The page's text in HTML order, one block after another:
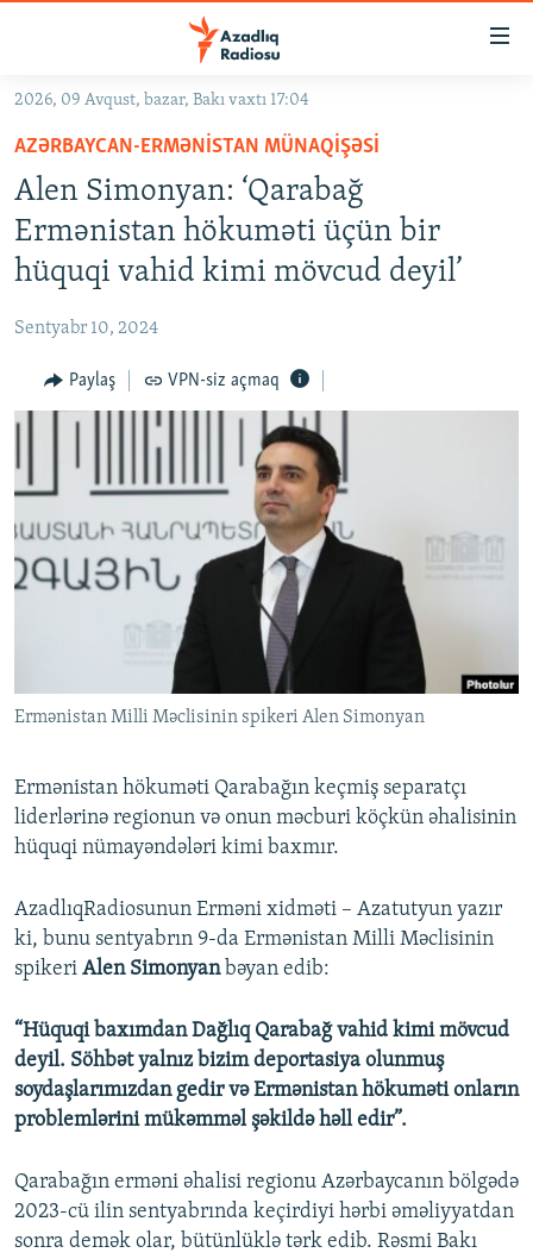
Əsas
qayıt
Əsas
naviqasiyaya
qayıt
Axtarışa
#İZAHLA
KORRUPSIOMETR
#ƏSLINDƏ
QANUNI DOĞRU
ARAŞDIRMA
MULTIMEDIA
VIDEO
İNFOQRAFIKA
RADIO ARXIV
AZƏRBAYCAN ƏDƏBIYYATI KITABXANASI
İSLAM VƏ DEMOKRATIYA
İZ - MƏDƏNIYYƏT PROQRAMI
MISSIYAMIZ
PEŞƏ ETIKASI VƏ JURNALISTIKA STANDARTLARIMIZ
MATERIALLARIMIZDAN ISTIFADƏ
AZADLIQRADIOSU MOBIL TELEFONUNUZDA
BIZIMLƏ ƏLAQƏ
BIZI IZLƏ
RFE/RL-in bütün saytları
2026, 09 Avqust, bazar, Bakı vaxtı 17:04
AZƏRBAYCAN-ERMƏNISTAN MÜNAQIŞƏSI
Alen Simonyan: ‘Qarabağ
Ermənistan hökuməti üçün bir
hüquqi vahid kimi mövcud deyil’
Sentyabr 10, 2024
Paylaş VPN-siz açmaq
Ermənistan Milli Məclisinin spikeri Alen Simonyan
Ermənistan hökuməti Qarabağın keçmiş separatçı
liderlərinə regionun və onun məcburi köçkün əhalisinin
hüquqi nümayəndələri kimi baxmır.
AzadlıqRadiosunun Erməni xidməti – Azatutyun yazır
ki, bunu sentyabrın 9-da Ermənistan Milli Məclisinin
spikeri Alen Simonyanbəyan edib:
“Hüquqi baxımdan Dağlıq Qarabağ vahid kimi mövcud
deyil. Söhbət yalnız bizim deportasiya olunmuş
soydaşlarımızdan gedir və Ermənistan hökuməti onların
problemlərini mükəmməl şəkildə həll edir”.
Qarabağın erməni əhalisi regionu Azərbaycanın bölgədə
2023-cü ilin sentyabrında keçirdiyi hərbi əməliyyatdan
sonra demək olar, bütünlüklə tərk edib. Rəsmi Bakı